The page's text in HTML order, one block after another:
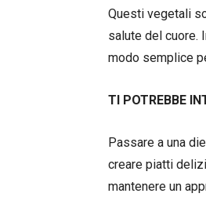
Questi vegetali
salute del cuore.
modo semplice
TI POTREBBE
Passare a una
creare piatti
mantenere un